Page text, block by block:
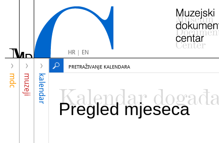
HR| EN
mdc muzeji kalendar
PRETRAŽIVANJE KALENDARA
Kalendar
Pregled mjeseca